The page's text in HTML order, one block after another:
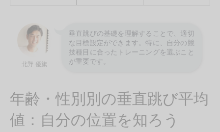
北野 優旗
垂直跳びの基礎を理解することで、適切
な目標設定ができます。特に、自分の競
技種目に合ったトレーニングを選ぶこと
が重要です。
年齢・性別別の垂直跳び平均
値：自分の位置を知ろう